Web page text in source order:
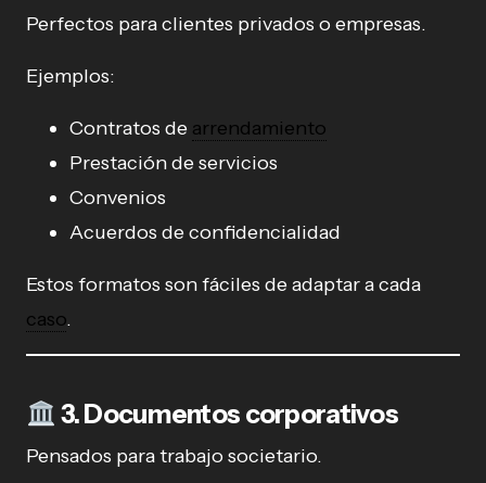
Perfectos para clientes privados o empresas.
Ejemplos:
Contratos de arrendamiento
Prestación de servicios
Convenios
Acuerdos de confidencialidad
Estos formatos son fáciles de adaptar a cada
caso.
3. Documentos corporativos
Pensados para trabajo societario.